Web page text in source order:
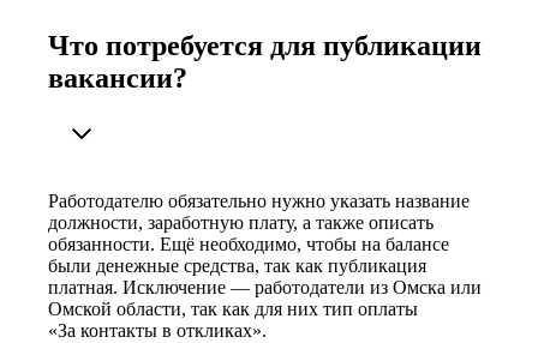
Что потребуется для публикации
вакансии?
Работодателю обязательно нужно указать название
должности, заработную плату, а также описать
обязанности. Ещё необходимо, чтобы на балансе
были денежные средства, так как публикация
платная. Исключение — работодатели из Омска или
Омской области, так как для них тип оплаты
«За контакты в откликах».